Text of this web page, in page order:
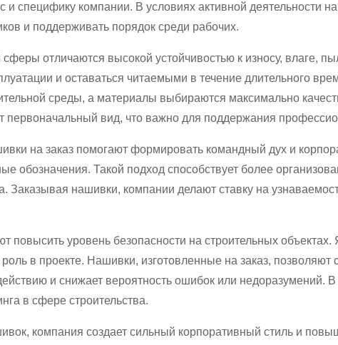
и специфику компании. В условиях активной деятельности
и поддерживать порядок среди рабочих.
сферы отличаются высокой устойчивостью к износу,
и оставаться читаемыми в течение длительного
среды, а материалы выбираются максимально
первоначальный вид, что важно для поддержания
на заказ помогают формировать командный дух и
обозначения. Такой подход способствует более
Заказывая нашивки, компании делают ставку на
повысить уровень безопасности на строительных
в проекте. Нашивки, изготовленные на заказ,
и снижает вероятность ошибок или недоразумений.
в сфере строительства.
компания создает сильный корпоративный стиль и